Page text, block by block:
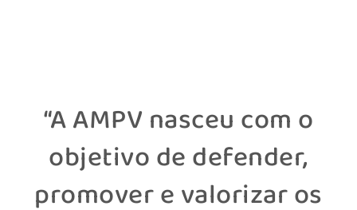
“A AMPV nasceu com o
objetivo de defender,
promover e valorizar os